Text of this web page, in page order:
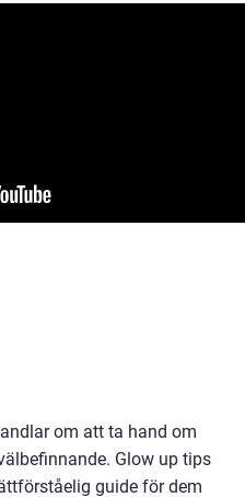
om att ta hand om
Glow up tips
guide för dem